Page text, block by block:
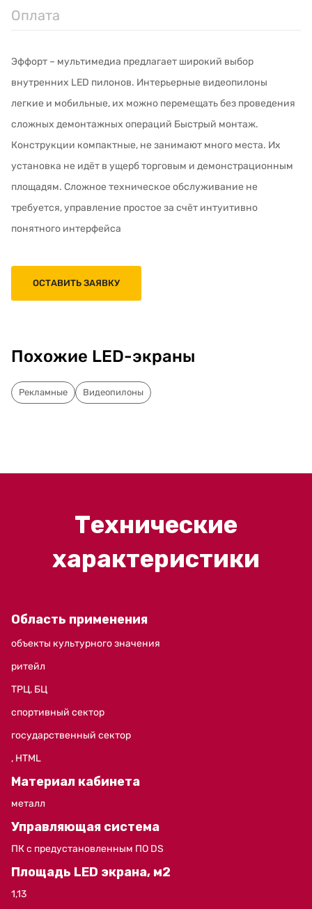
Оплата
Эффорт – мультимедиа предлагает широкий выбор
внутренних LED пилонов. Интерьерные видеопилоны
легкие и мобильные, их можно перемещать без проведения
сложных демонтажных операций Быстрый монтаж.
Конструкции компактные, не занимают много места. Их
установка не идёт в ущерб торговым и демонстрационным
площадям. Сложное техническое обслуживание не
требуется, управление простое за счёт интуитивно
понятного интерфейса
ОСТАВИТЬ ЗАЯВКУ
Похожие LED-экраны
Рекламные Видеопилоны
Технические
характеристики
Область применения
объекты культурного значения
ритейл
ТРЦ, БЦ
спортивный сектор
государственный сектор
, HTML
Материал кабинета
металл
Управляющая система
ПК с предустановленным ПО DS
Площадь LED экрана, м2
1,13